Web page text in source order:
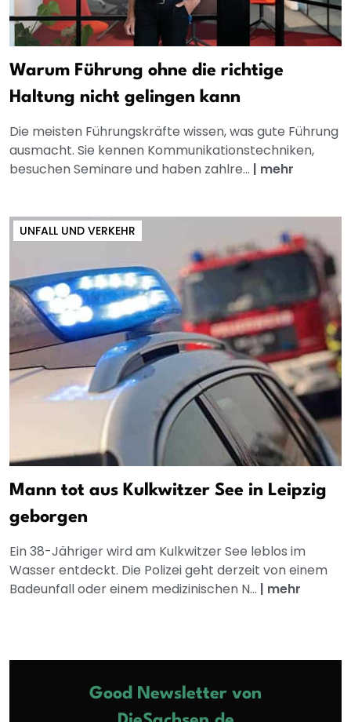
Warum Führung ohne die richtige
Haltung nicht gelingen kann
Die meisten Führungskräfte wissen, was gute Führung
ausmacht. Sie kennen Kommunikationstechniken,
besuchen Seminare und haben zahlre... | mehr
UNFALL UND VERKEHR
Mann tot aus Kulkwitzer See in Leipzig
geborgen
Ein 38-Jähriger wird am Kulkwitzer See leblos im
Wasser entdeckt. Die Polizei geht derzeit von einem
Badeunfall oder einem medizinischen N... | mehr
Good Newsletter von